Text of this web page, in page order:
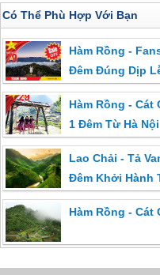
Có Thể Phù Hợp Với Bạn
Hàm Rồng -
Đêm Đúng Dịp
Hàm Rồng - Cát
1 Đêm Từ Hà Nội
Lao Chải - Tả
Đêm Khởi Hành
Hàm Rồng - Cát